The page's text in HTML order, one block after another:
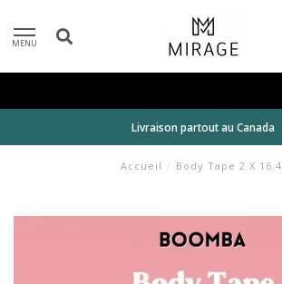
MENU
Livraison partout au Canada
Accueil / Body Tape 2 X 16.4